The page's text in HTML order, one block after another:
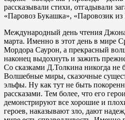
рассказывали стихи, отгадывали
«Паровоз Букашка», «Паровозик
Международный день чтения
марта. Именно в этот день в мире
Мордора Саурон, а прекрасный
наконец выдохнуть и зажить
Со сказками Д.Толкина никогда не
Волшебные миры, сказочные
эльфы. Ну как тут не быть
рассказами. Тем более, что его
демонстрируют все хорошие и
героев, наказывают зло, дают